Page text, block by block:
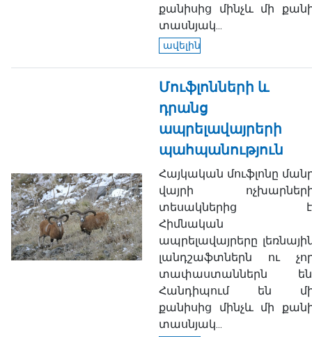
քանիսից մինչև մի
տասնյակ...
ավելին
Մուֆլոնների և
դրանց
ապրելավայրերի
պահպանություն
Հայկական մուֆլոնը
վայրի
տեսակներից
Հիմնական
ապրելավայրերը
լանդշաֆտներն ու
տափաստաններն
Հանդիպում են
քանիսից մինչև մի
տասնյակ...